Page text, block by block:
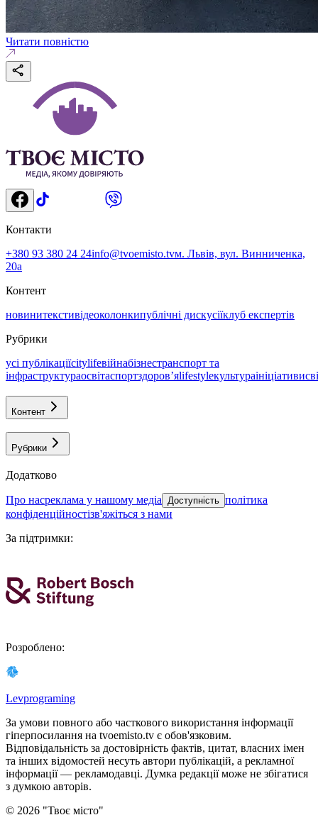
Читати повністю
Контакти
+380 93 380 24 24info@tvoemisto.tvм. Львів, вул. Винниченка,
20а
Контент
новинитекстивідеоколонкипублічні дискусіїклуб експертів
Рубрики
усі публікаціїcitylifeвійнабізнестранспорт та
інфраструктураосвітаспортздоровʼяlifestyleкультураініціативи
Контент
Рубрики
Додатково
про насреклама у нашому медіа Доступність політика
конфіденційностізв'яжіться з нами
За підтримки:
Розроблено:
Levprograming
За умови повного або часткового використання iнформацiї
гіперпосилання на tvoemisto.tv є обов'язковим.
Відповідальність за достовірність фактів, цитат, власних імен
та інших відомостей несуть автори публікацій, а рекламної
інформації — рекламодавці. Думка редакцiї може не збiгатися
з думкою авторiв.
© 2026 "Твоє місто"